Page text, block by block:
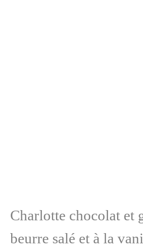
Charlotte chocolat et
beurre salé et à la